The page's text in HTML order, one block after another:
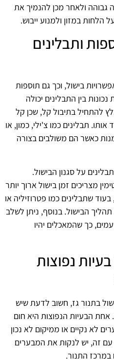
גבוהה ולאחר מכן להנמיך את
במזון ולמנוע ייבוש.
ותבלינים
בישול, וכך גם תוספות
בין התבלינים יכולה
להתחיל בתיבול קל, שכן קל
תבלינים כמו צ'ילי, כמון, או
כאשר הם משולבים בצורה
על סגנון הבישול.
מצריכים זמן בישול ארוך יותר
שתבלינים כמו פטרוזיליה או
הבישול. בנוסף, ניתן לשלב
כך שהמאכלים יהיו
נפוצות
בתנור גז, חשוב לדעת שיש
אחת הבעיות הנפוצות היא חום
לא נקיים או ממיקום לא נכון
זה, יש לנקות את המבערים
במרכז התנור.